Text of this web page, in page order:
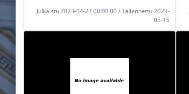
Julkaistu 2023-04-23 00:00:00 / Tallennettu 2023-
05-15